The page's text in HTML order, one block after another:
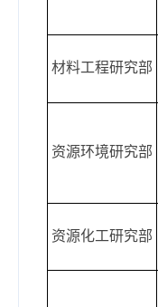
材料工程研究部
资源环境研究部
资源化工研究部